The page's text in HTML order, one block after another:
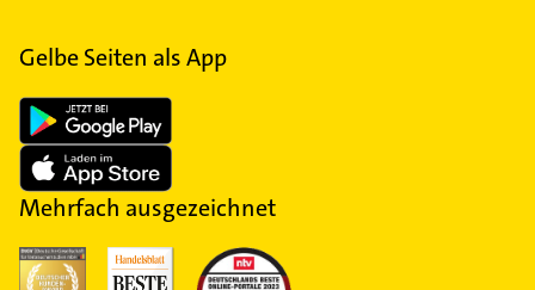
Gelbe Seiten als App
Mehrfach ausgezeichnet